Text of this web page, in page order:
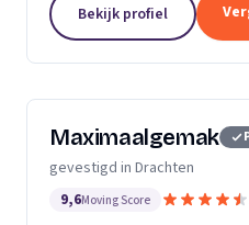
Bekijk profiel
Maximaalgemak
gevestigd in Drachten
9,6Moving Score